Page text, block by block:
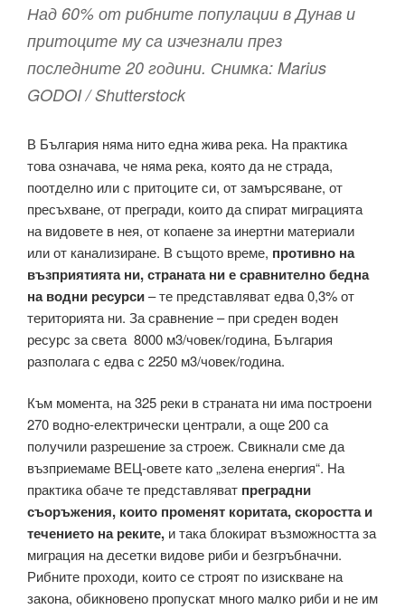
Над 60% от рибните популации в Дунав и
притоците му са изчезнали през
последните 20 години. Снимка: Marius
GODOI / Shutterstock
В България няма нито една жива река. На практика
това означава, че няма река, която да не страда,
поотделно или с притоците си, от замърсяване, от
пресъхване, от прегради, които да спират миграцията
на видовете в нея, от копаене за инертни материали
или от канализиране. В същото време, противно на
възприятията ни,страната ни е сравнително бедна
на водни ресурси– те представляват едва 0,3% от
територията ни. За сравнение – при среден воден
ресурс за света 8000 м3/човек/година, България
разполага с едва с 2250 м3/човек/година.
Към момента, на 325 реки в страната ни има построени
270 водно-електрически централи, а още 200 са
получили разрешение за строеж. Свикнали сме да
възприемаме ВЕЦ-овете като „зелена енергия“. На
практика обаче те представляват преградни
съоръжения, които променят коритата, скоростта и
течението на реките, и така блокират възможността за
миграция на десетки видове риби и безгръбначни.
Рибните проходи, които се строят по изискване на
закона, обикновено пропускат много малко риби и не им